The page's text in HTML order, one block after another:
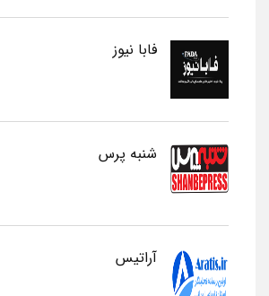
فابا نیوز
شنبه پرس
آراتیس